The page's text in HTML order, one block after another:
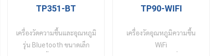
TP351-BT
เครื่องวัดความชื้นและอุณหภูมิ
รุ่น Bluetooth ขนาดเล็ก
TP90-WIFI
เครื่องวัดอุณหภูมิความชื้น
WiFi